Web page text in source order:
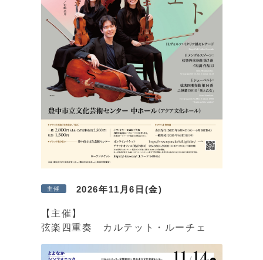
2026年11月6日(金)
主催
【主催】
弦楽四重奏 カルテット・ルーチェ